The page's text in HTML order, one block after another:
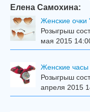
Елена Самохина:
Женские очки
Розыгрыш
мая 2015
Женские часы
Розыгрыш
апреля 2015